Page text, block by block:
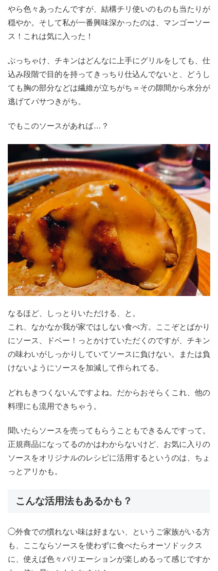
やら色々あったんですが、結構チリ使いのものも当たりが
穏やか。そして私が一番興味深かったのは、マンゴーソー
ス！これは気に入った！
ぶっちゃけ、チキンはどんなに上手にグリルをしても、仕
込み段階で目的を持ってきっちり仕込んでないと、どうし
ても胸の部分などは繊維が立ちがち＝その隙間から水分が
逃げてパサつきがち。
でもこのソースがあれば…？
なるほど、しっとりいただける、と。
これ、なかなか我が家ではしない食べ方。ここぞとばかり
にソース、ドベー！っとかけていただくのですが、チキン
の味わいがしっかりしていてソースに負けない。または負
けないようにソースを加減して作られてる。
どれもきつくないんですよね。だからおそらくこれ、他の
料理にも流用できちゃう。
聞いたらソースを売ってもらうこともできるんですって。
正規商品になってるのかはわからないけど、お気に入りの
ソースをオリジナルのレシピに活用するというのは、ちょ
っとアリかも。
こんな活用法もあるかも？
◯外食での慣れない味は好まない、というご家族がいる方
も、ここならソースを使わずに食べたらオーソドックス
に、使えば色々バリエーションが楽しめるって感じですか